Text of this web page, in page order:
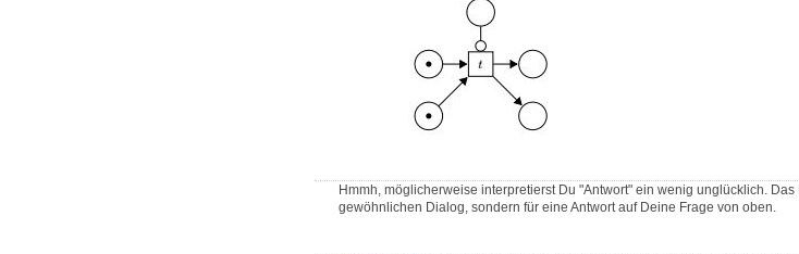
Hmmh, möglicherweise interpretierst Du "Antwort" ein wenig unglücklich.
gewöhnlichen Dialog, sondern für eine Antwort auf Deine Frage von oben.